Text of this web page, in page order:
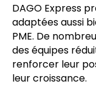
DAGO Express
adaptées aussi
PME. De
des équipes
renforcer leur
leur croissance.